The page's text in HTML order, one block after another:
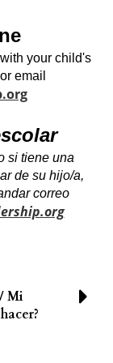
your child's
si tiene una
de su hijo/a,
correo
Mi